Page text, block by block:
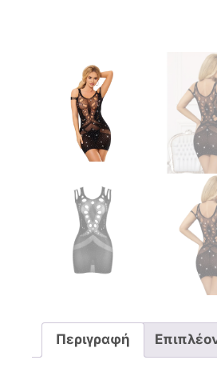
Περιγραφή